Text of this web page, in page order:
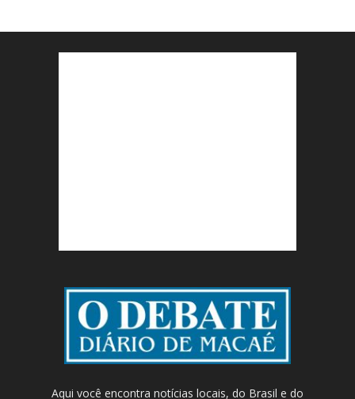
Aqui você encontra notícias locais, do Brasil e do